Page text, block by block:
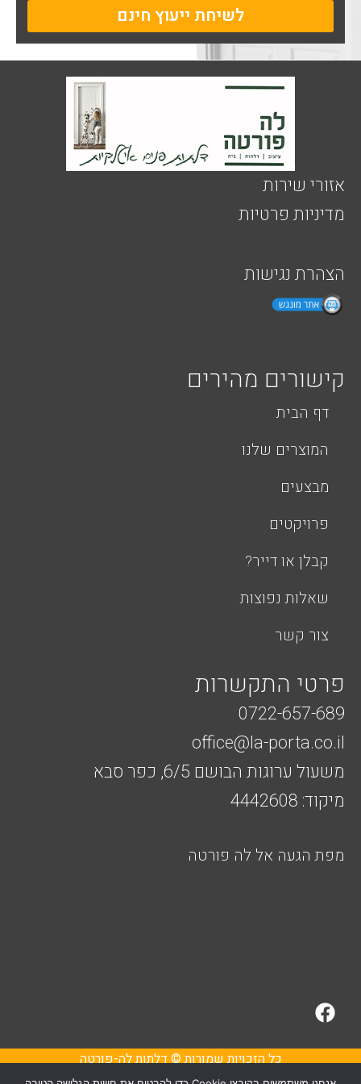
לשיחת ייעוץ חינם
אזורי שירות
מדיניות פרטיות
הצהרת נגישות
קישורים מהירים
דף הבית
המוצרים שלנו
מבצעים
פרויקטים
קבלן או דייר?
שאלות נפוצות
צור קשר
פרטי התקשרות
0722-657-689
office@la-porta.co.il
משעול ערוגות הבושם 6/5, כפר סבא
מיקוד: 4442608
מפת הגעה אל לה פורטה
F
a
e
כל הזכויות שמורות © דלתות לה-פורטה